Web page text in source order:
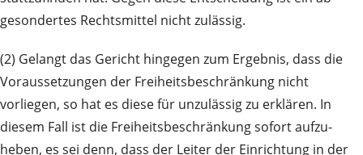
gesondertes Rechtsmittel nicht zulässig.
(2) Gelangt das Gericht hingegen zum Ergebnis, dass die
Voraussetzungen der Freiheits­be­schrän­kung nicht
vorliegen, so hat es diese für unzulässig zu erklären. In
diesem Fall ist die Freiheitsbe­schrän­kung sofort auf­zu­
heben, es sei denn, dass der Leiter der Einrichtung in der